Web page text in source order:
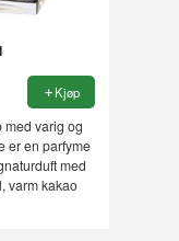
Kjøp
med varig og
er en parfyme
med
varm kakao